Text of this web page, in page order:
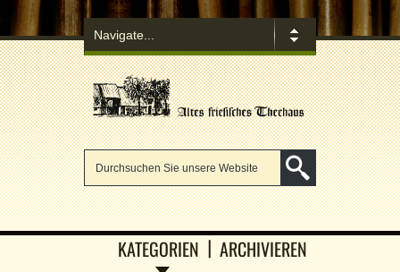
KATEGORIEN ARCHIVIEREN